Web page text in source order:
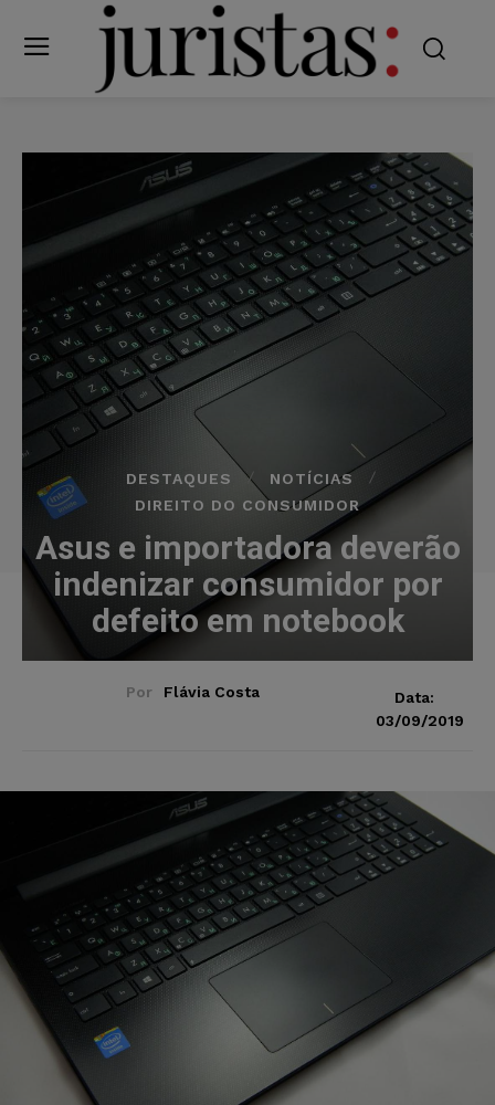
DESTAQUES
NOTÍCIAS
DIREITO DO CONSUMIDOR
Asus e importadora deverão
indenizar consumidor por
defeito em notebook
Por Flávia Costa
Data:
03/09/2019